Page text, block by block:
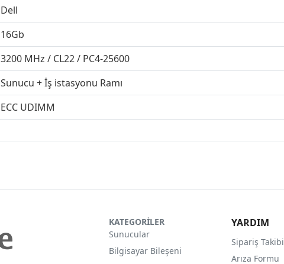
Dell
16Gb
3200 MHz / CL22 / PC4-25600
Sunucu + İş istasyonu Ramı
ECC UDIMM
KATEGORİLER
Sunucular
Bilgisayar Bileşeni
YARDIM
Sipariş Takibi
Arıza Formu